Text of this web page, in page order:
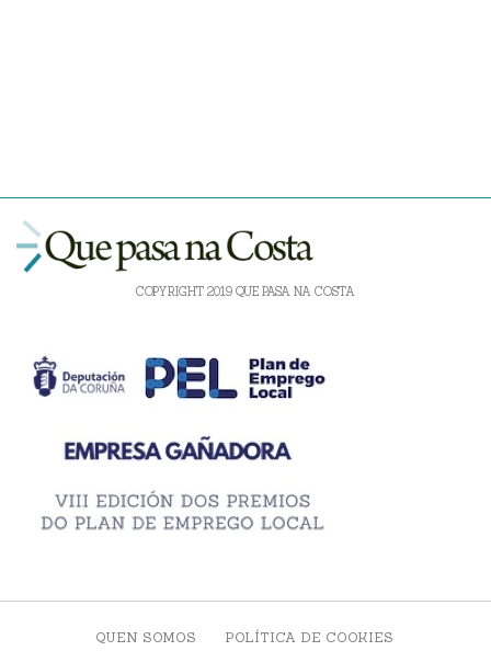
COPYRIGHT 2019 QUE PASA NA COSTA
QUEN SOMOS POLÍTICA DE COOKIES